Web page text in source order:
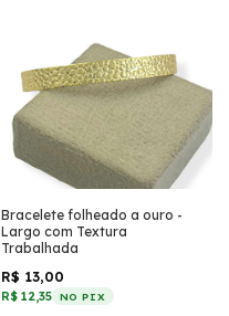
Bracelete folheado a ouro -
Largo com Textura
Trabalhada
R$ 13,00
R$ 12,35 NO PIX